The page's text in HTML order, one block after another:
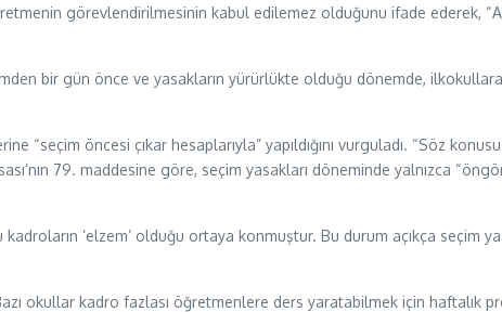
görevlendirilmesinin kabul edilemez olduğunu ifade ederek,
bir gün önce ve yasakların yürürlükte olduğu dönemde,
“seçim öncesi çıkar hesaplarıyla” yapıldığını vurguladı. “Söz
79. maddesine göre, seçim yasakları döneminde yalnızca
‘elzem’ olduğu ortaya konmuştur. Bu durum açıkça seçim
okullar kadro fazlası öğretmenlere ders yaratabilmek için haftalık